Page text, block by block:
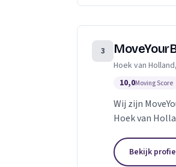
3
Hoek van
10,0Moving Score
Wij zijn
Hoek van
Bekijk